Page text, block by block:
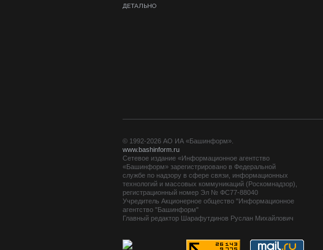
ДЕТАЛЬНО
© 1992-2026 АО ИА «Башинформ».
www.bashinform.ru
Сетевое издание «Информационное агентство
«Башинформ» зарегистрировано в Федеральной
службе по надзору в сфере связи, информационных
технологий и массовых коммуникаций (Роскомнадзор),
регистрационный номер Эл № ФС77-88040
Учредитель Акционерное общество "Информационное
агентство "Башинформ"
Главный редактор Шарафутдинов Руслан Михайлович